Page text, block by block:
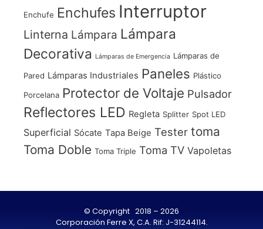
Enchufe Enchufes Interruptor
Linterna Lámpara Lámpara
Decorativa
Lámparas de Emergencia Lámparas de
Pared Lámparas Industriales Paneles Plástico
Porcelana Protector de Voltaje Pulsador
Reflectores LED Regleta Splitter Spot LED
Superficial Sócate Tapa Beige Tester toma
Toma Doble Toma Triple Toma TV Vapoletas
© Copyright 2018 – 2026
Corporación Ferre X, C.A. Rif: J-31244114.